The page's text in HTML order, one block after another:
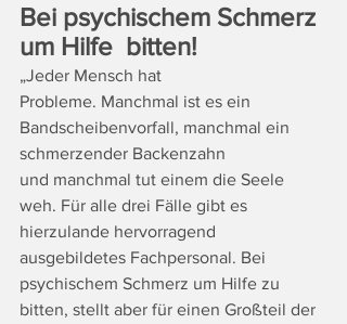
Bei psychischem Schmerz
um Hilfe  bitten!
„Jeder Mensch hat
Probleme. Manchmal ist es ein
Bandscheibenvorfall, manchmal ein
schmerzender Backenzahn
und manchmal tut einem die Seele
weh. Für alle drei Fälle gibt es
hierzulande hervorragend
ausgebildetes Fachpersonal. Bei
psychischem Schmerz um Hilfe zu
bitten, stellt aber für einen Großteil der